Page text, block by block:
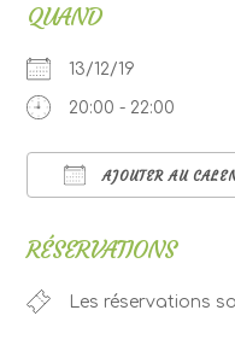
QUAND
13/12/19
20:00 - 22:00
AJOUTER AU
RÉSERVATIONS
Les réservations